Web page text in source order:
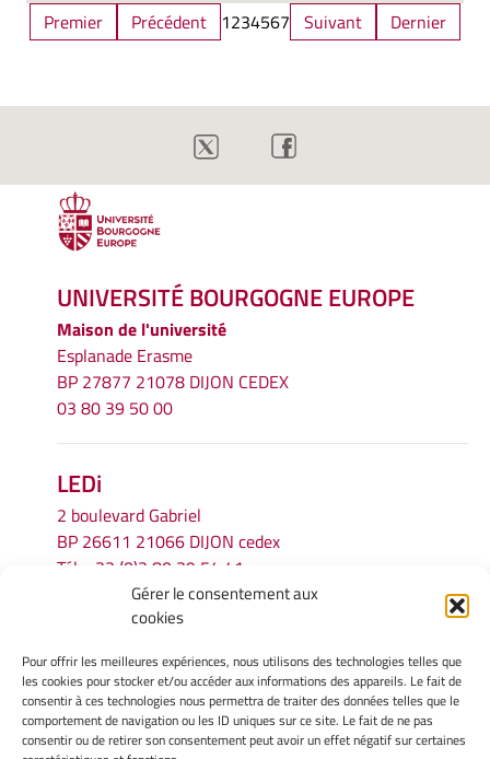
Gérer le consentement aux
cookies
Pour offrir les meilleures expériences, nous utilisons des technologies telles que
les cookies pour stocker et/ou accéder aux informations des appareils. Le fait de
consentir à ces technologies nous permettra de traiter des données telles que le
comportement de navigation ou les ID uniques sur ce site. Le fait de ne pas
consentir ou de retirer son consentement peut avoir un effet négatif sur certaines
Premier Précédent 1234567 Suivant Dernier
UNIVERSITÉ BOURGOGNE EUROPE
Maison de l'université
Esplanade Erasme
BP 27877 21078 DIJON CEDEX
03 80 39 50 00
LEDi
2 boulevard Gabriel
BP 26611 21066 DIJON cedex
Tél.
+33 (0)3 80 39 54 41
secretariat.ledi@u-bourgogne.fr
INFORMATIONS LÉGALES
Mentions légales
Gérer mes cookies
Politique de cookies